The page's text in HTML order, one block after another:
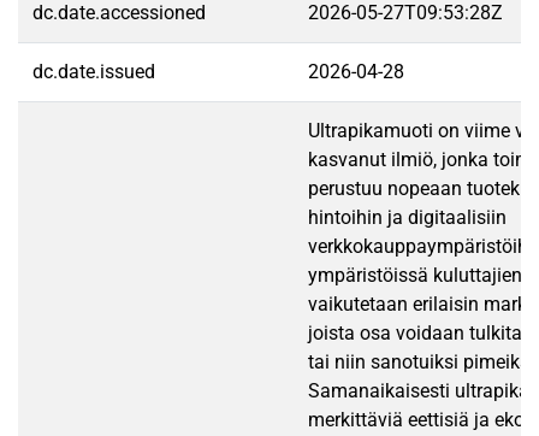
dc.date.accessioned 2026-05-27T09:53:28Z
dc.date.issued 2026-04-28
Ultrapikamuoti on viime
kasvanut ilmiö, jonka
perustuu nopeaan
hintoihin ja digitaalisiin
ympäristöissä kuluttajien
vaikutetaan erilaisin
joista osa voidaan tulkita
tai niin sanotuiksi
Samanaikaisesti
merkittäviä eettisiä ja